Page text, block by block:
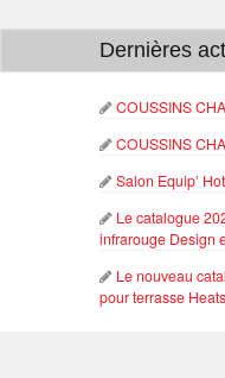
Dernières
COUSSINS
COUSSINS
Salon Equip’
Le catalogue
infrarouge Design
Le nouveau
pour terrasse